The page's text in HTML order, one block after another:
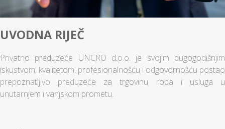
UVODNA RIJEČ
Privatno preduzeće UNCRO d.o.o. je svojim dugogodišnjim
iskustvom, kvalitetom, profesionalnošću i odgovornošću postao
prepoznatljivo preduzeće za trgovinu roba i usluga u
unutarnjem i vanjskom prometu.